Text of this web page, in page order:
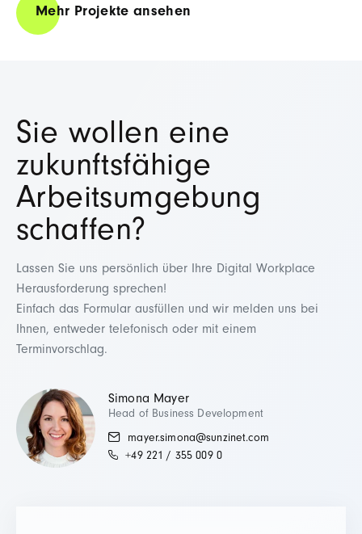
Mehr Projekte ansehen
Sie wollen eine
zukunftsfähige
Arbeitsumgebung
schaffen?
Lassen Sie uns persönlich über Ihre Digital Workplace
Herausforderung sprechen!
Einfach das Formular ausfüllen und wir melden uns bei
Ihnen, entweder telefonisch oder mit einem
Terminvorschlag.
Simona Mayer
Head of Business Development
mayer.simona​@sunzinet.com
+49 221 / 355 009 0